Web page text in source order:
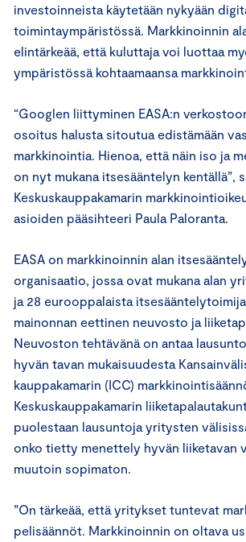
investoinneista käytetään nykyään
toimintaympäristössä. Markkinoinnin
elintärkeää, että kuluttaja voi luottaa
ympäristössä kohtaamaansa
“Googlen liittyminen EASA:n
osoitus halusta sitoutua edistämään
markkinointia. Hienoa, että näin iso ja
on nyt mukana itsesääntelyn kentällä”,
Keskuskauppakamarin
asioiden pääsihteeri Paula Paloranta.
EASA on markkinoinnin alan
organisaatio, jossa ovat mukana alan
ja 28 eurooppalaista
mainonnan eettinen neuvosto ja
Neuvoston tehtävänä on antaa
hyvän tavan mukaisuudesta
kauppakamarin (ICC)
Keskuskauppakamarin
puolestaan lausuntoja yritysten
onko tietty menettely hyvän liiketavan
muutoin sopimaton.
”On tärkeää, että yritykset tuntevat
pelisäännöt. Markkinoinnin on oltava